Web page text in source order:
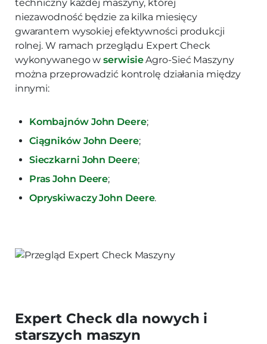
techniczny każdej maszyny, której
niezawodność będzie za kilka miesięcy
gwarantem wysokiej efektywności produkcji
rolnej. W ramach przeglądu Expert Check
wykonywanego wserwisieAgro-Sieć Maszyny
można przeprowadzić kontrolę działania między
innymi:
Kombajnów John Deere;
Ciągników John Deere;
Sieczkarni John Deere;
Pras John Deere;
Opryskiwaczy John Deere.
Expert Check dla nowych i
starszych maszyn